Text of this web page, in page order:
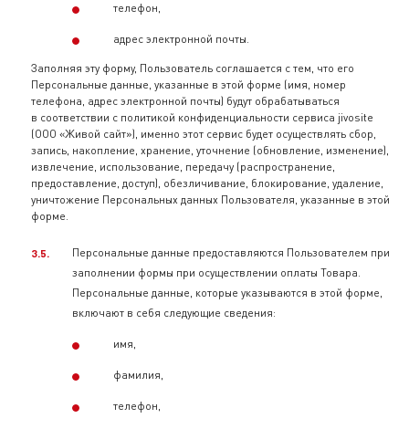
телефон,
адрес электронной почты.
Заполняя эту форму, Пользователь соглашается с тем, что его
Персональные данные, указанные в этой форме (имя, номер
телефона, адрес электронной почты) будут обрабатываться
в соответствии с политикой конфиденциальности сервиса jivosite
(ООО «Живой сайт»), именно этот сервис будет осуществлять сбор,
запись, накопление, хранение, уточнение (обновление, изменение),
извлечение, использование, передачу (распространение,
предоставление, доступ), обезличивание, блокирование, удаление,
уничтожение Персональных данных Пользователя, указанные в этой
форме.
Персональные данные предоставляются Пользователем при
заполнении формы при осуществлении оплаты Товара.
Персональные данные, которые указываются в этой форме,
включают в себя следующие сведения:
имя,
фамилия,
телефон,